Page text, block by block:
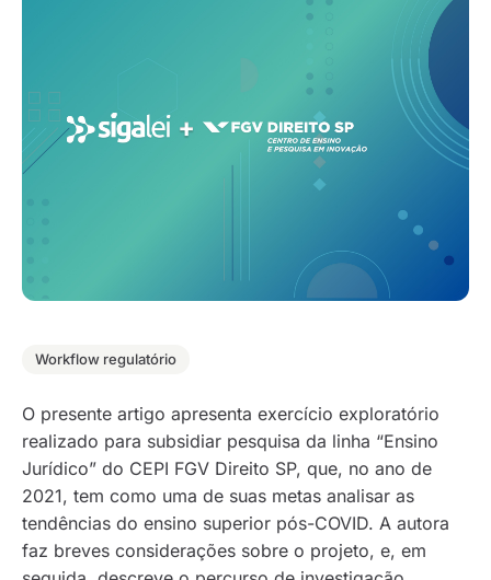
Workflow regulatório
O presente artigo apresenta exercício exploratório
realizado para subsidiar pesquisa da linha “Ensino
Jurídico” do CEPI FGV Direito SP, que, no ano de
2021, tem como uma de suas metas analisar as
tendências do ensino superior pós-COVID. A autora
faz breves considerações sobre o projeto, e, em